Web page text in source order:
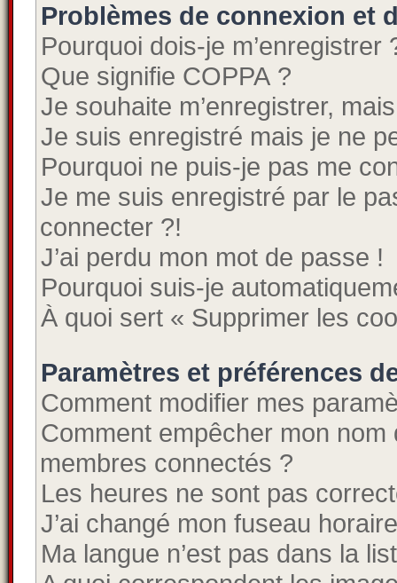
Problèmes de connexion et
Pourquoi dois-je m’enregistrer
Que signifie COPPA ?
Je souhaite m’enregistrer,
Je suis enregistré mais je ne
Pourquoi ne puis-je pas me
Je me suis enregistré par le
connecter ?!
J’ai perdu mon mot de passe !
Pourquoi suis-je
À quoi sert « Supprimer les
Paramètres et préférences
Comment modifier mes
Comment empêcher mon nom
membres connectés ?
Les heures ne sont pas
J’ai changé mon fuseau
Ma langue n’est pas dans la